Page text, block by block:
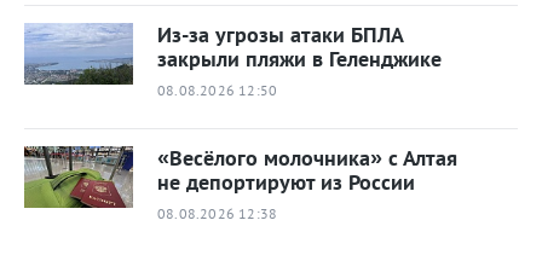
Из-за угрозы атаки БПЛА
закрыли пляжи в Геленджике
08.08.2026 12:50
«Весёлого молочника» с Алтая
не депортируют из России
08.08.2026 12:38